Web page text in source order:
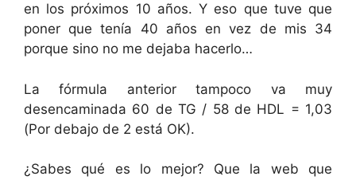
en los próximos 10 años. Y eso que tuve que
poner que tenía 40 años en vez de mis 34
porque sino no me dejaba hacerlo…
La fórmula anterior tampoco va muy
desencaminada 60 de TG / 58 de HDL = 1,03
(Por debajo de 2 está OK).
¿Sabes qué es lo mejor? Que la web que